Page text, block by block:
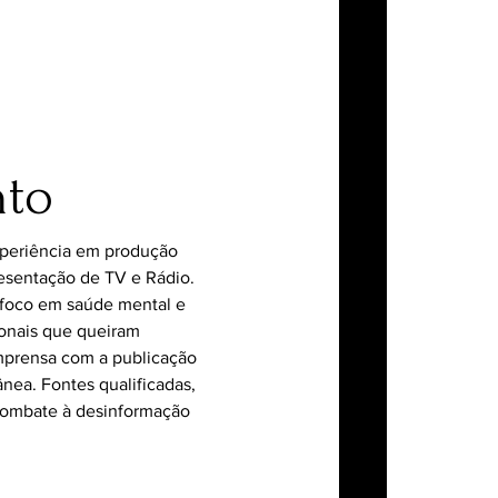
em produção
de TV e Rádio.
em saúde mental e
que queiram
com a publicação
Fontes qualificadas,
à desinformação